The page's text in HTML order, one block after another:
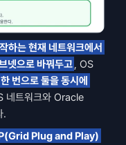
하는 현재 네트워크에서
넷으로 바꿔두고, OS
번으로 둘을 동시에
네트워크와 Oracle
.
Plug and Play)